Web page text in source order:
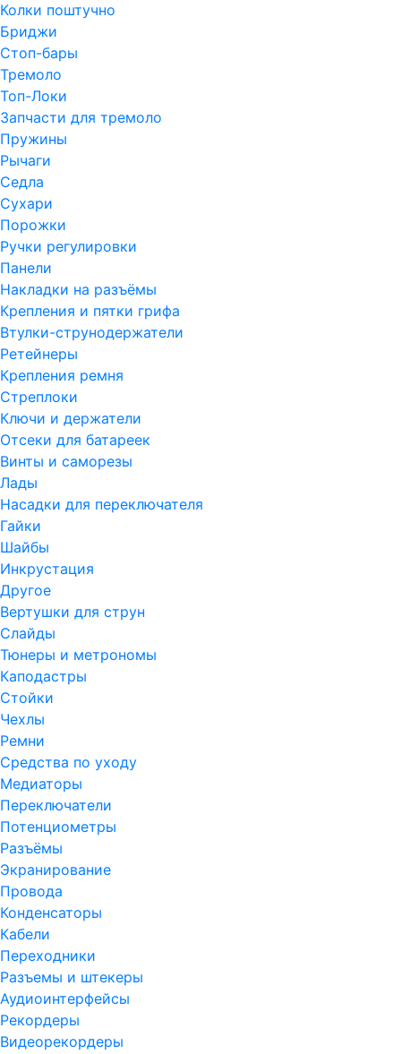
Колки поштучно
Бриджи
Стоп-бары
Тремоло
Топ-Локи
Запчасти для тремоло
Пружины
Рычаги
Седла
Сухари
Порожки
Ручки регулировки
Панели
Накладки на разъёмы
Крепления и пятки грифа
Втулки-струнодержатели
Ретейнеры
Крепления ремня
Стреплоки
Ключи и держатели
Отсеки для батареек
Винты и саморезы
Лады
Насадки для переключателя
Гайки
Шайбы
Инкрустация
Другое
Вертушки для струн
Слайды
Тюнеры и метрономы
Каподастры
Стойки
Чехлы
Ремни
Средства по уходу
Медиаторы
Переключатели
Потенциометры
Разъёмы
Экранирование
Провода
Конденсаторы
Кабели
Переходники
Разъемы и штекеры
Аудиоинтерфейсы
Рекордеры
Видеорекордеры